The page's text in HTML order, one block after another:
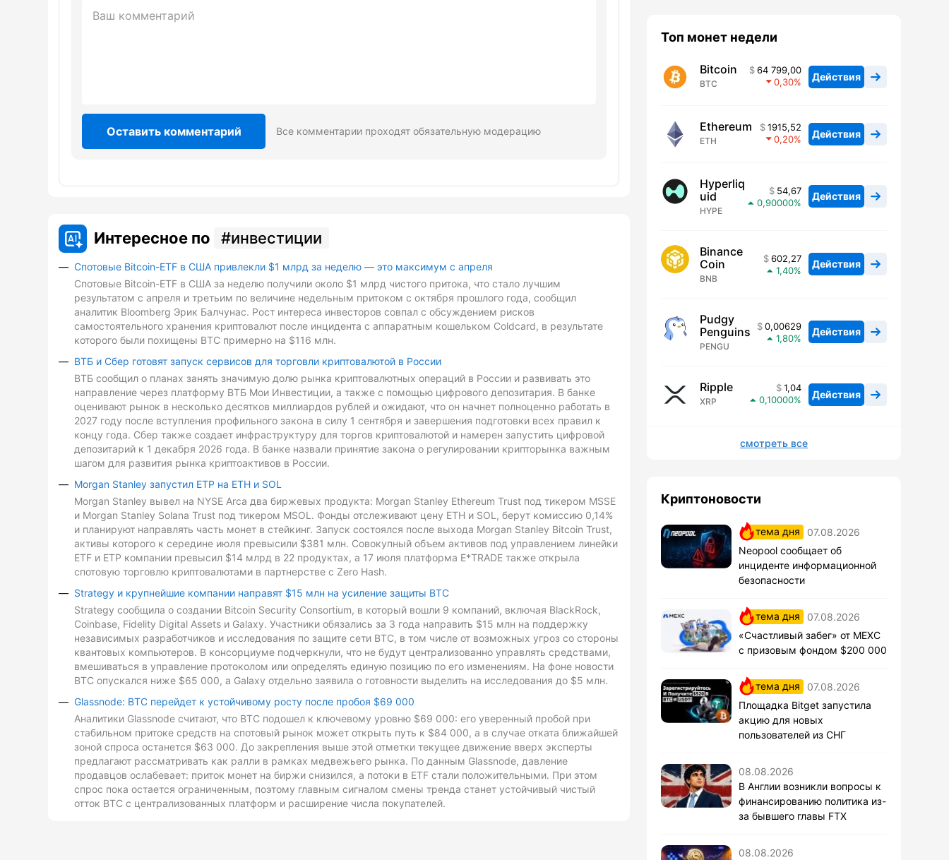
Оставить комментарий Все комментарии проходят обязательную модерацию
Интересное по инвестиции
Спотовые Bitcoin-ETF в США привлекли $1 млрд за неделю — это максимум с апреля
Спотовые Bitcoin-ETF в США за неделю получили около $1 млрд чистого притока, что стало лучшим
результатом с апреля и третьим по величине недельным притоком с октября прошлого года, сообщил
аналитик Bloomberg Эрик Балчунас. Рост интереса инвесторов совпал с обсуждением рисков
самостоятельного хранения криптовалют после инцидента с аппаратным кошельком Coldcard, в результате
которого были похищены BTC примерно на $116 млн.
ВТБ и Сбер готовят запуск сервисов для торговли криптовалютой в России
ВТБ сообщил о планах занять значимую долю рынка криптовалютных операций в России и развивать это
направление через платформу ВТБ Мои Инвестиции, а также с помощью цифрового депозитария. В банке
оценивают рынок в несколько десятков миллиардов рублей и ожидают, что он начнет полноценно работать в
2027 году после вступления профильного закона в силу 1 сентября и завершения подготовки всех правил к
концу года. Сбер также создает инфраструктуру для торгов криптовалютой и намерен запустить цифровой
депозитарий к 1 декабря 2026 года. В банке назвали принятие закона о регулировании крипторынка важным
шагом для развития рынка криптоактивов в России.
Morgan Stanley запустил ETP на ETH и SOL
Morgan Stanley вывел на NYSE Arca два биржевых продукта: Morgan Stanley Ethereum Trust под тикером MSSE
и Morgan Stanley Solana Trust под тикером MSOL. Фонды отслеживают цену ETH и SOL, берут комиссию 0,14%
и планируют направлять часть монет в стейкинг. Запуск состоялся после выхода Morgan Stanley Bitcoin Trust,
активы которого к середине июля превысили $381 млн. Совокупный объем активов под управлением линейки
ETF и ETP компании превысил $14 млрд в 22 продуктах, а 17 июля платформа E*TRADE также открыла
спотовую торговлю криптовалютами в партнерстве с Zero Hash.
Strategy и крупнейшие компании направят $15 млн на усиление защиты BTC
Strategy сообщила о создании Bitcoin Security Consortium, в который вошли 9 компаний, включая BlackRock,
Coinbase, Fidelity Digital Assets и Galaxy. Участники обязались за 3 года направить $15 млн на поддержку
независимых разработчиков и исследования по защите сети BTC, в том числе от возможных угроз со стороны
квантовых компьютеров. В консорциуме подчеркнули, что не будут централизованно управлять средствами,
вмешиваться в управление протоколом или определять единую позицию по его изменениям. На фоне новости
BTC опускался ниже $65 000, а Galaxy отдельно заявила о готовности выделить на исследования до $5 млн.
Glassnode: BTC перейдет к устойчивому росту после пробоя $69 000
Аналитики Glassnode считают, что BTC подошел к ключевому уровню $69 000: его уверенный пробой при
стабильном притоке средств на спотовый рынок может открыть путь к $84 000, а в случае отката ближайшей
зоной спроса останется $63 000. До закрепления выше этой отметки текущее движение вверх эксперты
предлагают рассматривать как ралли в рамках медвежьего рынка. По данным Glassnode, давление
продавцов ослабевает: приток монет на биржи снизился, а потоки в ETF стали положительными. При этом
спрос пока остается ограниченным, поэтому главным сигналом смены тренда станет устойчивый чистый
отток BTC с централизованных платформ и расширение числа покупателей.
Топ монет недели
Bitcoin
BTC
64 799,00
0,30
Действия
Ethereum
ETH
1915,52
0,20
Действия
Hyperliq
uid
HYPE
54,67
0,90000
Действия
Binance
Coin
BNB
602,27
1,40
Действия
Pudgy
Penguins
PENGU
0,00629
1,80
Действия
Ripple
XRP
1,04
0,10000
Действия
смотреть все
Криптоновости
тема дня
07.08.2026
Neopool сообщает об
инциденте информационной
безопасности
тема дня
07.08.2026
«Счастливый забег» от MEXC
с призовым фондом $200 000
тема дня
07.08.2026
Площадка Bitget запустила
акцию для новых
пользователей из СНГ
08.08.2026
В Англии возникли вопросы к
финансированию политика из-
за бывшего главы FTX
08.08.2026